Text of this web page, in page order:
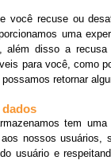
você recuse ou
uma
além disso a
para você, como
retornar
dados
tem
nossos usuários,
usuário e